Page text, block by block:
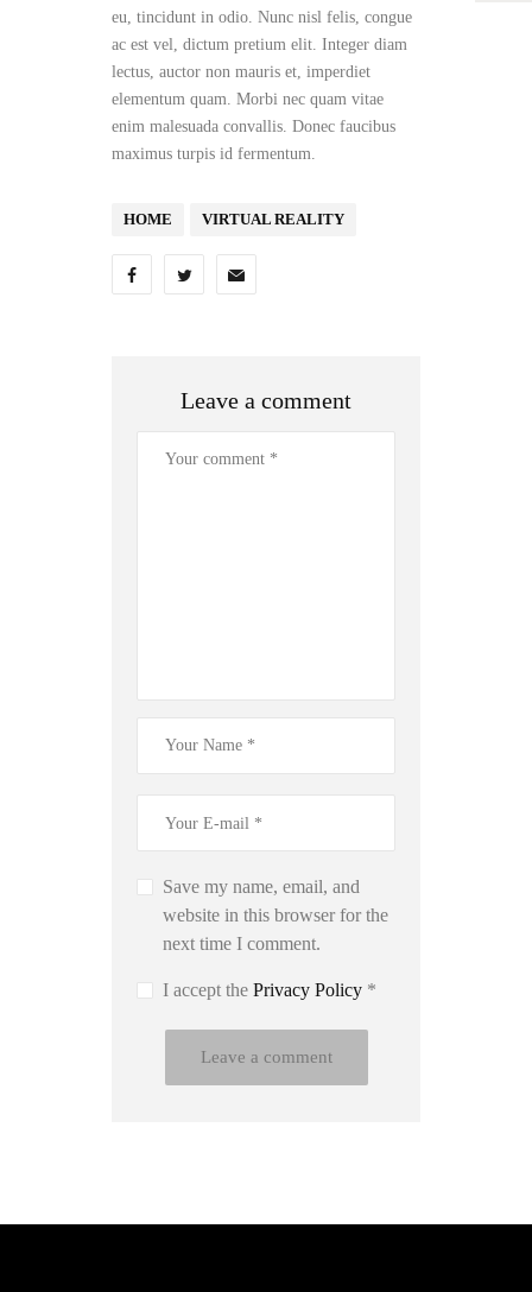
eu, tincidunt in odio. Nunc nisl felis, congue
ac est vel, dictum pretium elit. Integer diam
lectus, auctor non mauris et, imperdiet
elementum quam. Morbi nec quam vitae
enim malesuada convallis. Donec faucibus
maximus turpis id fermentum.
HOME VIRTUAL REALITY
Leave a comment
Save my name, email, and
website in this browser for the
next time I comment.
I accept thePrivacy Policy *